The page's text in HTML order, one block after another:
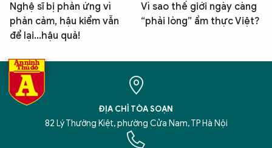
Nghệ sĩ bị phản ứng vì
phản cảm, hậu kiểm vẫn
để lại...hậu quả!
Vì sao thế giới ngày càng
“phải lòng” ẩm thực Việt?
ĐỊA CHỈ TÒA SOẠN
82 Lý Thường Kiệt, phường Cửa Nam, TP Hà Nội